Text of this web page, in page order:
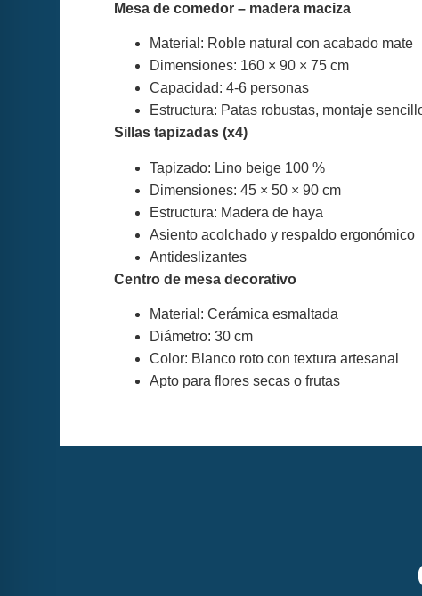
Mesa de comedor – madera maciza
Material: Roble natural con acabado mate
Dimensiones: 160 × 90 × 75 cm
Capacidad: 4-6 personas
Estructura: Patas robustas, montaje
Sillas tapizadas (x4)
Tapizado: Lino beige 100 %
Dimensiones: 45 × 50 × 90 cm
Estructura: Madera de haya
Asiento acolchado y respaldo ergonómico
Antideslizantes
Centro de mesa decorativo
Material: Cerámica esmaltada
Diámetro: 30 cm
Color: Blanco roto con textura artesanal
Apto para flores secas o frutas